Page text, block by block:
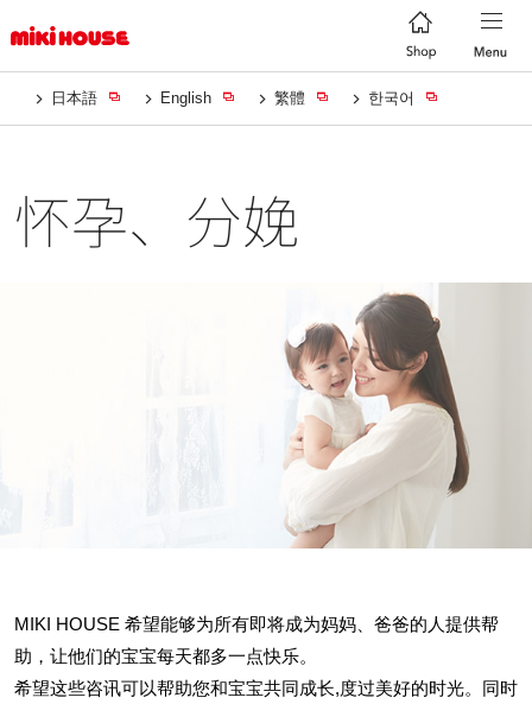
日本語 English 繁體 한국어
怀孕、分娩
MIKI HOUSE 希望能够为所有即将成为妈妈、爸爸的人提供帮
助，让他们的宝宝每天都多一点快乐。
希望这些咨讯可以帮助您和宝宝共同成长,度过美好的时光。同时